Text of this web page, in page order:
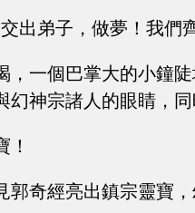
出弟子，做夢！我們
，一個巴掌大的小鐘
幻神宗諸人的眼睛，
！
郭奇經亮出鎮宗靈寶